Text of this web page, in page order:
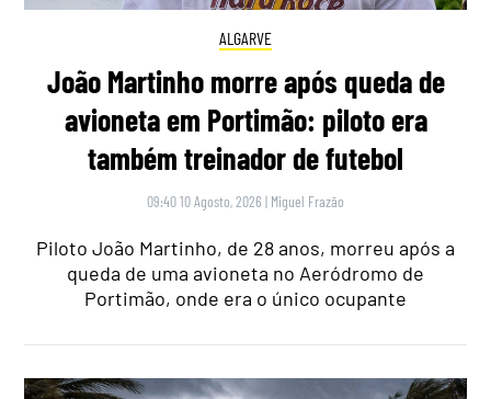
ALGARVE
João Martinho morre após queda de
avioneta em Portimão: piloto era
também treinador de futebol
09:40 10 Agosto, 2026 | Miguel Frazão
Piloto João Martinho, de 28 anos, morreu após a
queda de uma avioneta no Aeródromo de
Portimão, onde era o único ocupante